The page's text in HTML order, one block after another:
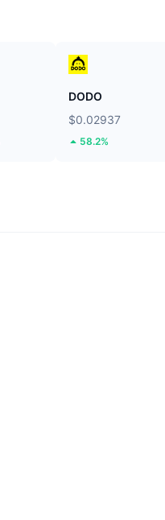
DODO
$0.02937
58.2%